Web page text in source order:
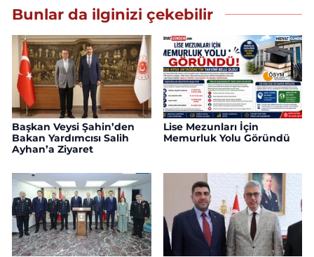
Bunlar da ilginizi çekebilir
Başkan Veysi Şahin’den
Bakan Yardımcısı Salih
Ayhan’a Ziyaret
Lise Mezunları İçin
Memurluk Yolu Göründü